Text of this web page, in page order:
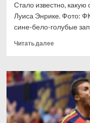
Стало известно, какую
Луиса Энрике. Фото:
сине-бело-голубые
Читать далееПрочитать
Стало
известно,
сколько
«Зенит»
запросил
у